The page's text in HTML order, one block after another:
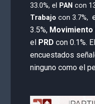
33.0%, el PAN con
Trabajo con 3.7%,
3.5%, Movimiento
el PRD con 0.1%.
encuestados
ninguno como el